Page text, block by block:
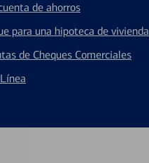
de ahorros
para una hipoteca de vivienda
de Cheques Comerciales